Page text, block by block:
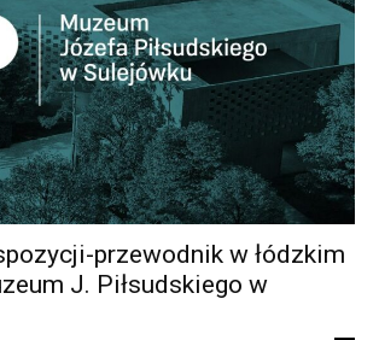
przewodnik w łódzkim
J. Piłsudskiego w